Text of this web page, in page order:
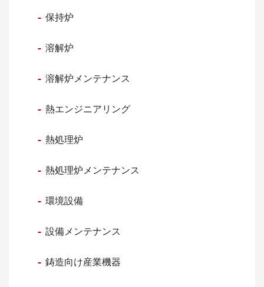
保持炉
溶解炉
溶解炉メンテナンス
熱エンジニアリング
熱処理炉
熱処理炉メンテナンス
環境設備
設備メンテナンス
鋳造向け産業機器